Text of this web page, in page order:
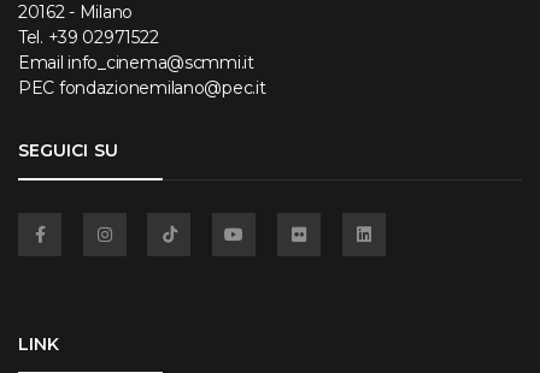
20162 - Milano
Tel. +39 02971522
Email info_cinema@scmmi.it
PEC fondazionemilano@pec.it
SEGUICI SU
LINK